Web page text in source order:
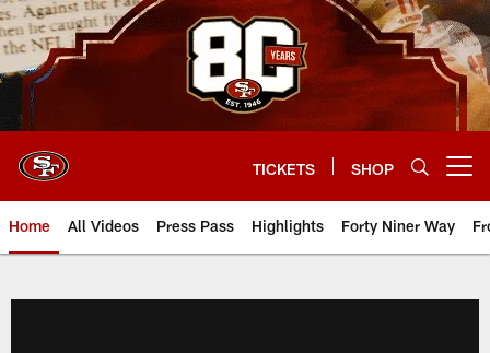
Skip
to
main
content
TICKETS SHOP
Home All Videos Press Pass Highlights Forty Niner Way